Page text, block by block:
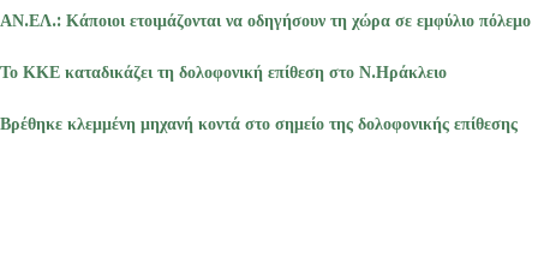
ΑΝ.ΕΛ.: Κάποιοι ετοιμάζονται να οδηγήσουν τη χώρα σε εμφύλιο πόλεμο
Το ΚΚΕ καταδικάζει τη δολοφονική επίθεση στο Ν.Ηράκλειο
Βρέθηκε κλεμμένη μηχανή κοντά στο σημείο της δολοφονικής επίθεσης